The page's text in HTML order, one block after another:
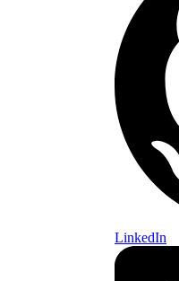
LinkedIn